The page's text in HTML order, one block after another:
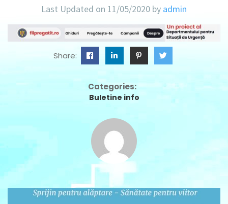
Last Updated on 11/05/2020 by admin
Share:
Categories:
Buletine info